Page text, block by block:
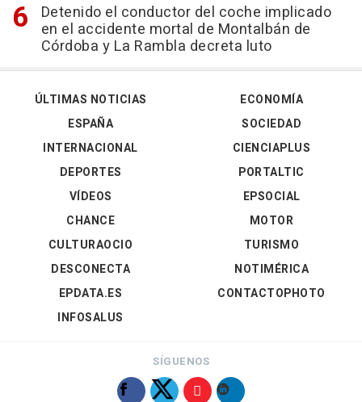
Detenido el conductor del coche implicado
en el accidente mortal de Montalbán de
Córdoba y La Rambla decreta luto
ÚLTIMAS NOTICIAS
ESPAÑA
INTERNACIONAL
DEPORTES
VÍDEOS
ECONOMÍA
SOCIEDAD
CIENCIAPLUS
PORTALTIC
EPSOCIAL
CHANCE
CULTURAOCIO
DESCONECTA
EPDATA.ES
INFOSALUS
MOTOR
TURISMO
NOTIMÉRICA
CONTACTOPHOTO
SÍGUENOS